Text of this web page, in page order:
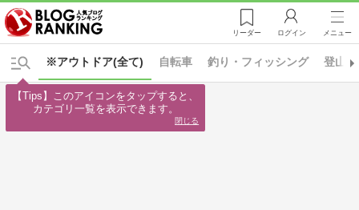
リーダー ログイン メニュー
※アウトドア(全て) 自転車 釣り・フィッシング 登山
【Tips】このアイコンをタップすると、
カテゴリ一覧を表示できます。
閉じる